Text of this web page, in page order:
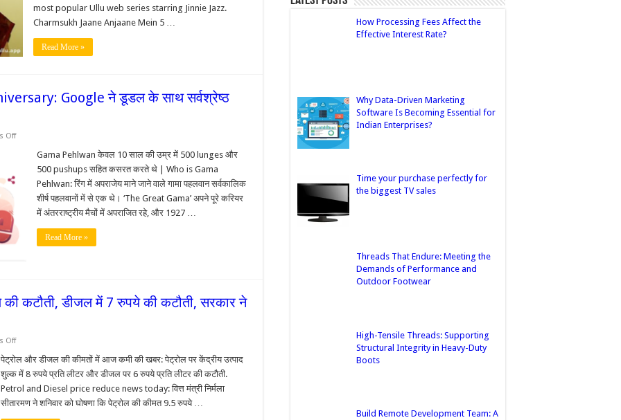
Ullu
Web
Series
most popular Ullu web series starring Jinnie Jazz.
Charmsukh Jaane Anjaane Mein 5 …
Read More »
Google ने डूडल के साथ सर्वश्रेष्ठ
Offon
Pehlwan
anniversary:
Google
साथ
पहलवानों
दी
Gama Pehlwan केवल 10 साल की उम्र में 500 lunges और
500 pushups सहित कसरत करते थे | Who is Gama
Pehlwan: रिंग में अपराजेय माने जाने वाले गामा पहलवान सर्वकालिक
शीर्ष पहलवानों में से एक थे। ‘The Great Gama’ अपने पूरे करियर
में अंतरराष्ट्रीय मैचों में अपराजित रहे, और 1927 …
Read More »
कटौती, डीजल में 7 रुपये की कटौती, सरकार ने
Offon
पेट्रोल
की
कीमत
में
9.5
रुपये
पेट्रोल और डीजल की कीमतों में आज कमी की खबर: पेट्रोल पर केंद्रीय उत्पाद
शुल्क में 8 रुपये प्रति लीटर और डीजल पर 6 रुपये प्रति लीटर की कटौती.
Petrol and Diesel price reduce news today: वित्त मंत्री निर्मला
सीतारमण ने शनिवार को घोषणा कि पेट्रोल की कीमत 9.5 रुपये …
How Processing Fees Affect the
Effective Interest Rate?
Why Data-Driven Marketing
Software Is Becoming Essential for
Indian Enterprises?
Time your purchase perfectly for
the biggest TV sales
Threads That Endure: Meeting the
Demands of Performance and
Outdoor Footwear
High-Tensile Threads: Supporting
Structural Integrity in Heavy-Duty
Boots
Build Remote Development Team: A